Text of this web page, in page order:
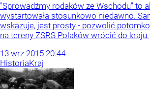
"Sprowadźmy rodaków ze Wschodu" to
wystartowała stosunkowo niedawno.
wskazuje, jest prosty - pozwolić
na tereny ZSRS Polaków wrócić do kraju.
13 wrz 2015 20:44
HistoriaKraj